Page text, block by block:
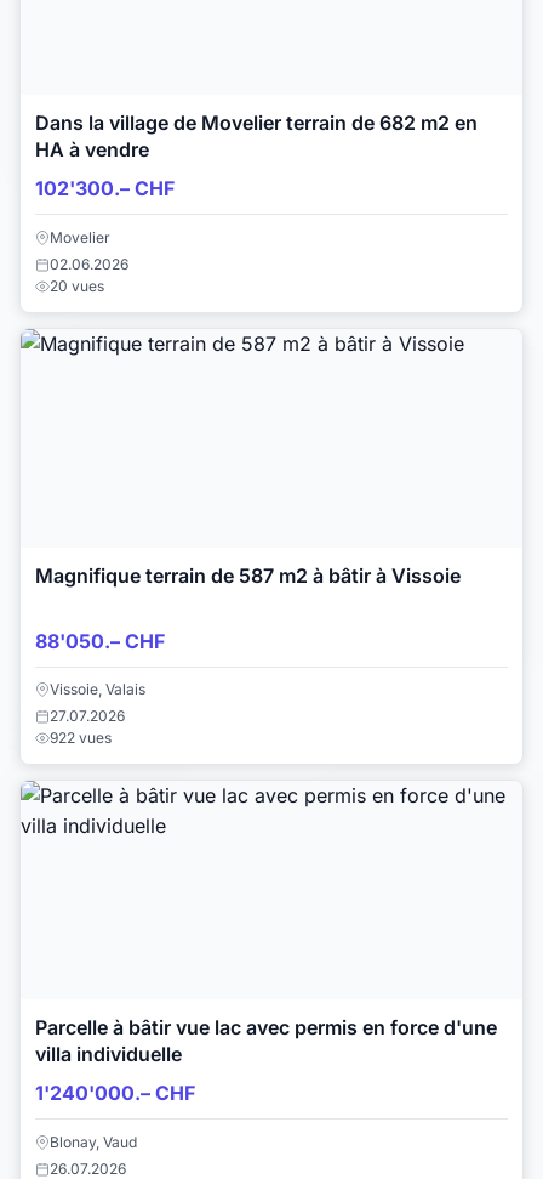
Dans la village de Movelier terrain de 682 m2 en
HA à vendre
102'300.– CHF
Movelier
02.06.2026
20 vues
Magnifique terrain de 587 m2 à bâtir à Vissoie
88'050.– CHF
Vissoie, Valais
27.07.2026
922 vues
Parcelle à bâtir vue lac avec permis en force d'une
villa individuelle
1'240'000.– CHF
Blonay, Vaud
26.07.2026